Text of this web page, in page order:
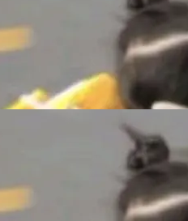
状态。 Groki
工智能生成内
众包百科网站
查发现，无论
出现近期更
Bean、写 R
、
一行翻译文
模块围绕三
：
与 Iceb
缺失的那一
进一步支
V3 格式。
幕。本届大会
联盟主办，以